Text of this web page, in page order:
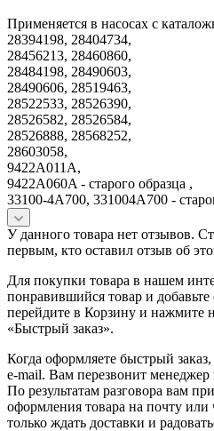
Применяется в насосах с
28394198, 28404734,
28456213, 28460860,
28484198, 28490603,
28490606, 28519463,
28522533, 28526390,
28526582, 28526584,
28526888, 28568252,
28603058,
9422A011A,
9422A060A - старого образца ,
33100-4A700, 331004A700 -
У данного товара нет отзывов.
первым, кто оставил отзыв об
Для покупки товара в нашем
понравившийся товар и добавьте
перейдите в Корзину и нажмите
«Быстрый заказ».
Когда оформляете быстрый
e-mail. Вам перезвонит менеджер
По результатам разговора вам
оформления товара на почту
только ждать доставки и